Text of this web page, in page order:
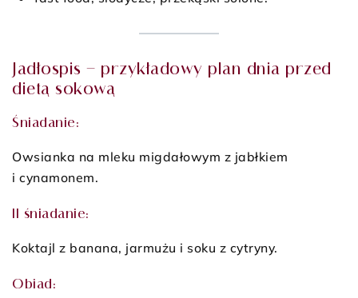
Jadłospis – przykładowy plan dnia przed
dietą sokową
Śniadanie:
Owsianka na mleku migdałowym z jabłkiem
i cynamonem.
II śniadanie:
Koktajl z banana, jarmużu i soku z cytryny.
Obiad: